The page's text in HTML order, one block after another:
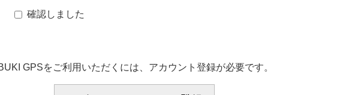
確認しました
GPSをご利用いただくには、アカウント登録が必要です。